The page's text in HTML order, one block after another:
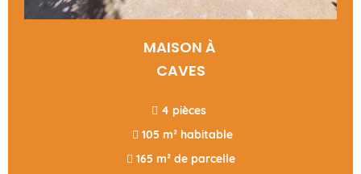
MAISON À
CAVES
 4 pièces
 105 m² habitable
 165 m² de parcelle